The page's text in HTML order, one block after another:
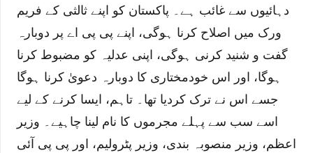
دہائیوں سے غائب ہے۔ پاکستان کو اپنے ثالثی کے فریم
ورک میں اصلاح کرنا ہوگی، اپنے پی پی اے پر دوبارہ
گفت و شنید کرنی ہوگی، اپنی عدلیہ کو مضبوط کرنا
ہوگا، اور اس خودمختاری کا دوبارہ دعویٰ کرنا ہوگا
جسے اس نے ترک کردیا تھا۔ تاہم، ایسا کرنے کے لیے
اسے سب سے پہلے مجرموں کا نام لینا چاہیے۔ وزیر
اعظم، وزیر منصوبہ بندی، وزیر پٹرولیم، اور پی پی آئی